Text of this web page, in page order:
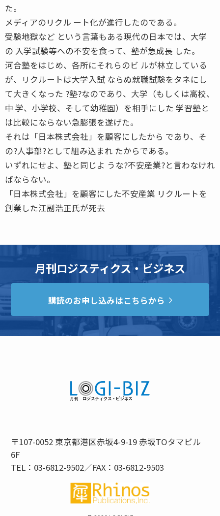
た。
メディアのリクル ート化が進行したのである。
受験地獄など という言葉もある現代の日本では、大学
の 入学試験等への不安を食って、塾が急成長 した。
河合塾をはじめ、各所にそれらのビ ルが林立している
が、リクルートは大学入試 ならぬ就職試験をタネにし
て大きくなった ?塾?なのであり、大学（もしくは高校、
中 学、小学校、そして幼稚園）を相手にした 学習塾と
は比較にならない急膨張を遂げた。
それは「日本株式会社」を顧客にしたから であり、そ
の?人事部?として組み込まれ たからである。
いずれにせよ、塾と同じよ うな?不安産業?と言わなけれ
ばならない。
「日本株式会社」を顧客にした不安産業 リクルートを
創業した江副浩正氏が死去
月刊ロジスティクス・ビジネス
購読のお申し込みはこちらから
〒107-0052 東京都港区赤坂4-9-19 赤坂TOタマビル
6F
TEL：03-6812-9502／FAX：03-6812-9503